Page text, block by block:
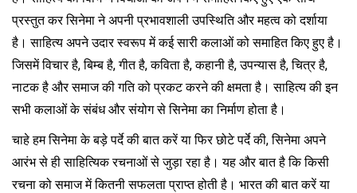
प्रस्तुत कर सिनेमा ने अपनी प्रभावशाली उपस्थिति और महत्व को दर्शाया
है। साहित्य अपने उदार स्वरूप में कई सारी कलाओं को समाहित किए हुए है।
जिसमें विचार है, बिम्ब है, गीत है, कविता है, कहानी है, उपन्यास है, चित्र है,
नाटक है और समाज की गति को प्रकट करने की क्षमता है। साहित्य की इन
सभी कलाओं के संबंध और संयोग से सिनेमा का निर्माण होता है।
चाहे हम सिनेमा के बड़े पर्दे की बात करें या फिर छोटे पर्दे की, सिनेमा अपने
आरंभ से ही साहित्यिक रचनाओं से जुड़ा रहा है। यह और बात है कि किसी
रचना को समाज में कितनी सफलता प्राप्त होती है। भारत की बात करें या